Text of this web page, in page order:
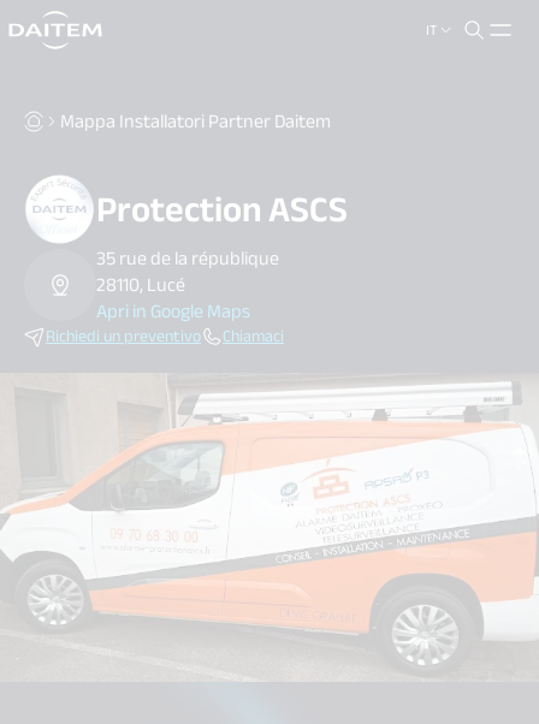
IT
search.label
Mappa Installatori Partner Daitem
Protection ASCS
35 rue de la république
28110, Lucé
Apri in Google Maps
Richiedi un preventivo Chiamaci